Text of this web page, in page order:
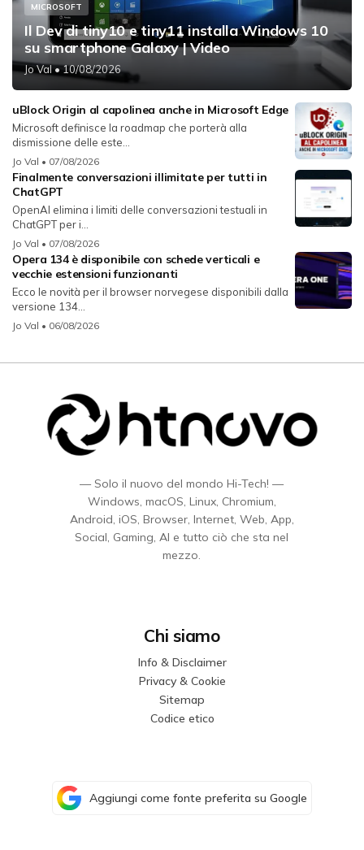
MICROSOFT
Il Dev di tiny10 e tiny11 installa Windows 10
su smartphone Galaxy | Video
Jo Val• 10/08/2026
uBlock Origin al capolinea anche in Microsoft Edge
Microsoft definisce la roadmap che porterà alla
dismissione delle este...
Jo Val • 07/08/2026
Finalmente conversazioni illimitate per tutti in
ChatGPT
OpenAI elimina i limiti delle conversazioni testuali in
ChatGPT per i...
Jo Val • 07/08/2026
Opera 134 è disponibile con schede verticali e
vecchie estensioni funzionanti
Ecco le novità per il browser norvegese disponibili dalla
versione 134...
Jo Val • 06/08/2026
— Solo il nuovo del mondo Hi-Tech! —
Windows, macOS, Linux, Chromium,
Android, iOS, Browser, Internet, Web, App,
Social, Gaming, AI e tutto ciò che sta nel
mezzo.
Chi siamo
Info & Disclaimer
Privacy & Cookie
Sitemap
Codice etico
Aggiungi come fonte preferita su Google